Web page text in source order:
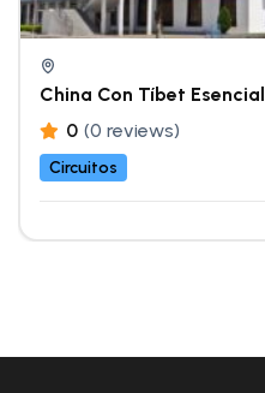
China Con Tíbet Esencial
0 (0 reviews)
Circuitos